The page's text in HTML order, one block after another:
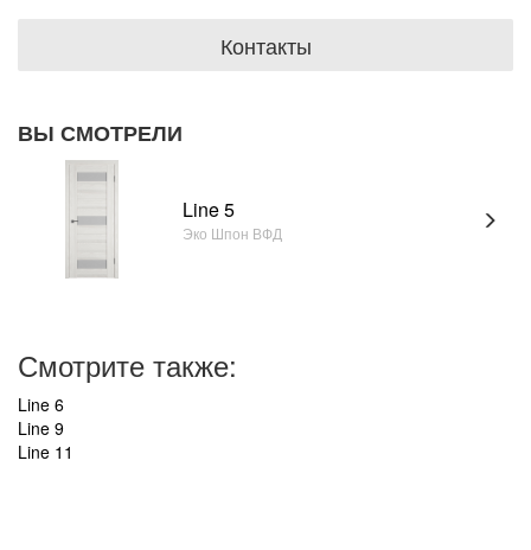
Контакты
ВЫ СМОТРЕЛИ
Line 5
Эко Шпон ВФД
Смотрите также:
Line 6
Line 9
Line 11